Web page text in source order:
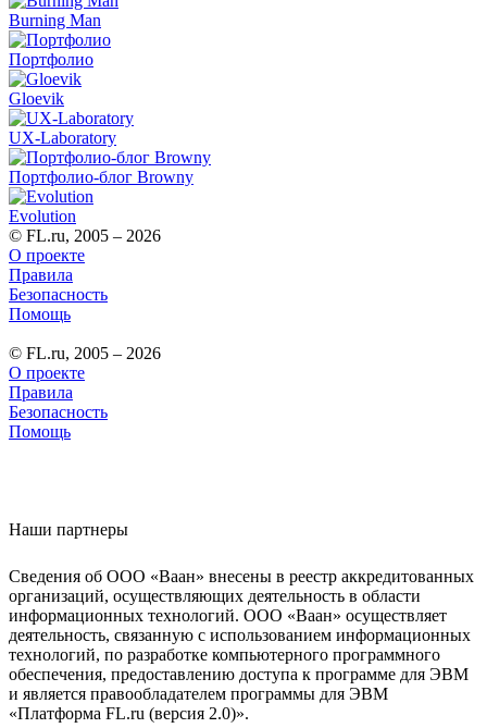
Burning Man
Портфолио
Gloevik
UX-Laboratory
Портфолио-блог Browny
Evolution
© FL.ru, 2005 – 2026
О проекте
Правила
Безопасность
Помощь
© FL.ru, 2005 – 2026
О проекте
Правила
Безопасность
Помощь
Наши партнеры
Сведения об ООО «Ваан» внесены в реестр аккредитованных
организаций, осуществляющих деятельность в области
информационных технологий. ООО «Ваан» осуществляет
деятельность, связанную с использованием информационных
технологий, по разработке компьютерного программного
обеспечения, предоставлению доступа к программе для ЭВМ
и является правообладателем программы для ЭВМ
«Платформа FL.ru (версия 2.0)».